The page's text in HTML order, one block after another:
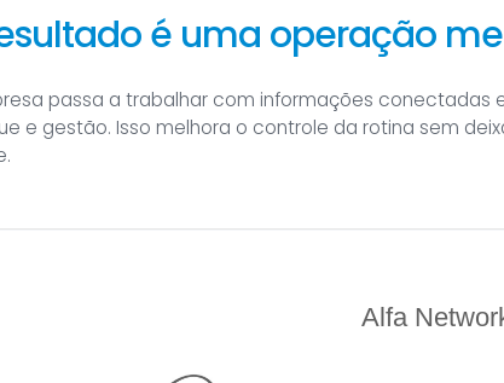
é uma operação
passa a trabalhar com informações conectadas
e gestão. Isso melhora o controle da rotina sem
Alfa